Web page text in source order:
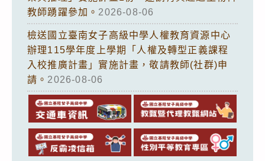
教師踴躍參加。 2026-08-06
檢送國立臺南女子高級中學人權教育資源中心
辦理115學年度上學期「人權及轉型正義課程
入校推廣計畫」實施計畫，敬請教師(社群)申
請。 2026-08-06